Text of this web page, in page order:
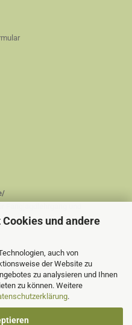
und andere
auch von
der Website zu
zu analysieren und Ihnen
zu können. Weitere
.